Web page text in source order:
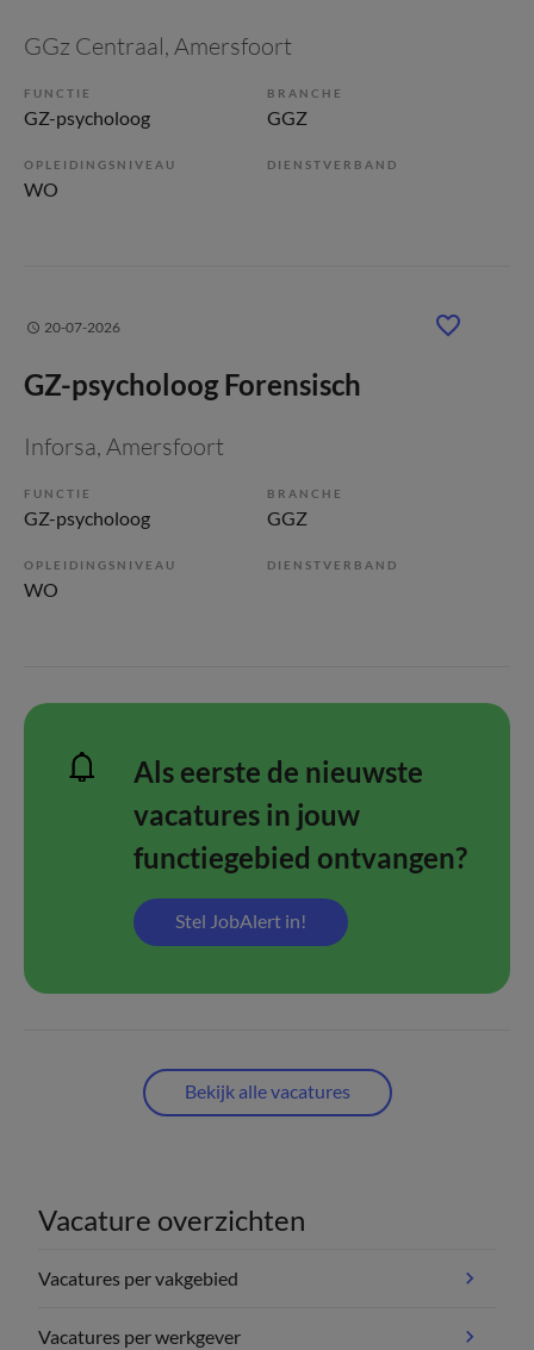
GGz Centraal, Amersfoort
FUNCTIE
GZ-psycholoog
BRANCHE
GGZ
OPLEIDINGSNIVEAU
WO
DIENSTVERBAND
20-07-2026
GZ-psycholoog Forensisch
Inforsa, Amersfoort
FUNCTIE
GZ-psycholoog
BRANCHE
GGZ
OPLEIDINGSNIVEAU
WO
DIENSTVERBAND
Als eerste de nieuwste
vacatures in jouw
functiegebied ontvangen?
Stel JobAlert in!
Bekijk alle vacatures
Vacature overzichten
Vacatures per vakgebied
Vacatures per werkgever